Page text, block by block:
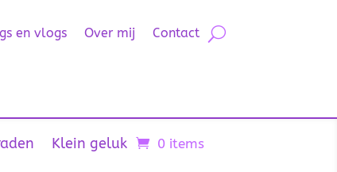
en vlogs Over mij Contact
Klein geluk 0 items